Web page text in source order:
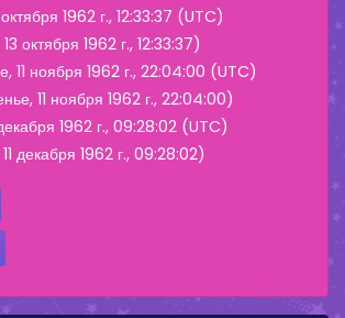
1962 г., 12:33:37 (UTC)
октября 1962 г., 12:33:37)
11 ноября 1962 г., 22:04:00 (UTC)
11 ноября 1962 г., 22:04:00)
декабря 1962 г., 09:28:02 (UTC)
декабря 1962 г., 09:28:02)